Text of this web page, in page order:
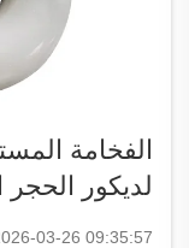
الفخامة
لديكور الحجر
03-26 09:35:57